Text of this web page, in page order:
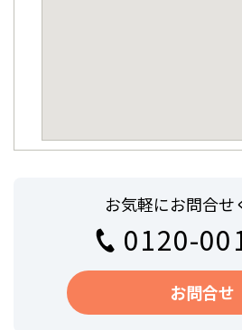
お気軽にお問合せ
0120-
お問合せ